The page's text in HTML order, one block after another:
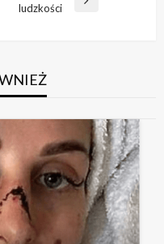
ludzkości